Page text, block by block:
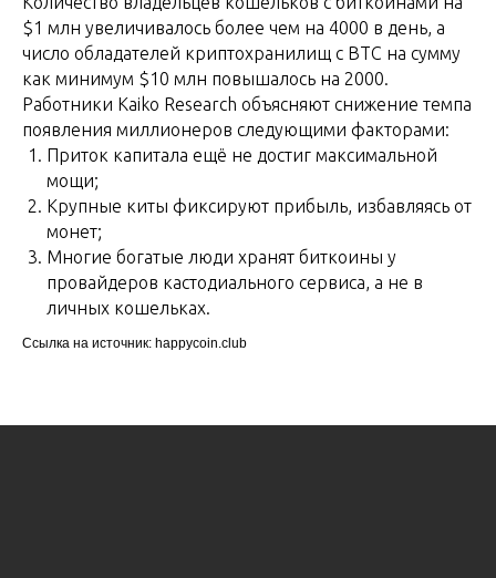
$1 млн увеличивалось более чем на 4000 в день, а
число обладателей криптохранилищ с BTC на сумму
как минимум $10 млн повышалось на 2000.
Работники Kaiko Research объясняют снижение темпа
появления миллионеров следующими факторами:
Приток капитала ещё не достиг максимальной
мощи;
Крупные киты фиксируют прибыль, избавляясь от
монет;
Многие богатые люди хранят биткоины у
провайдеров кастодиального сервиса, а не в
личных кошельках.
Ссылка на источник: happycoin.club